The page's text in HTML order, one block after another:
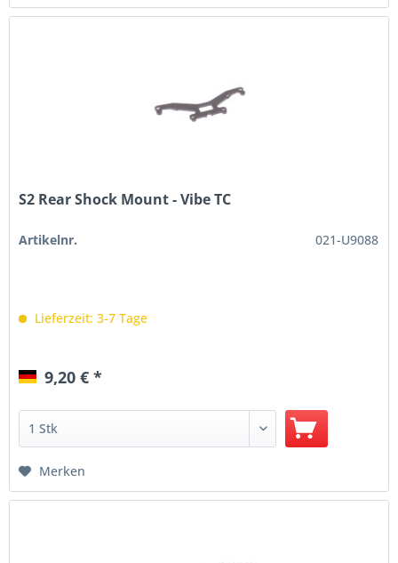
S2 Rear Shock Mount - Vibe TC
Artikelnr. 021-U9088
Lieferzeit: 3-7 Tage
9,20 € *
Merken